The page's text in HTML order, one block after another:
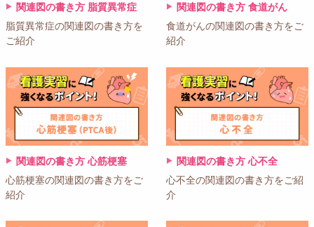
関連図の書き方 脂質異常症
脂質異常症の関連図の書き方を
ご紹介
関連図の書き方 食道がん
食道がんの関連図の書き方をご
紹介
関連図の書き方 心筋梗塞
心筋梗塞の関連図の書き方をご
紹介
関連図の書き方 心不全
心不全の関連図の書き方をご紹
介